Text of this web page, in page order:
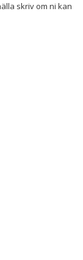
skriv om ni kan